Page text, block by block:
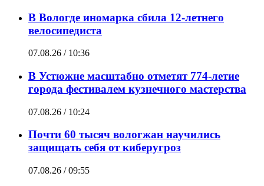
В Вологде иномарка сбила 12-летнего
велосипедиста
07.08.26 / 10:36
В Устюжне масштабно отметят 774-летие
города фестивалем кузнечного мастерства
07.08.26 / 10:24
Почти 60 тысяч вологжан научились
защищать себя от киберугроз
07.08.26 / 09:55